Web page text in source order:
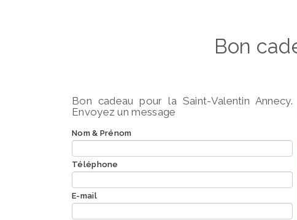
Bon
Bon cadeau pour la Saint-Valentin Annecy.
Envoyez un message
Nom & Prénom
Téléphone
E-mail